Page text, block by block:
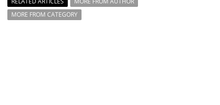
MORE FROM CATEGORY